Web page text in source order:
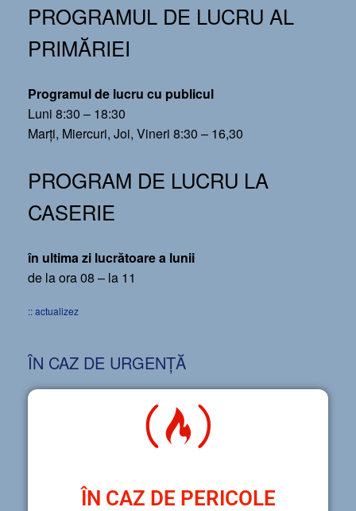
PROGRAMUL DE LUCRU AL
PRIMĂRIEI
Programul de lucru cu publicul
Luni 8:30 – 18:30
Marți, Miercuri, Joi, Vineri 8:30 – 16,30
PROGRAM DE LUCRU LA
CASERIE
în ultima zi lucrătoare a lunii
de la ora 08 – la 11
:: actualizez
ÎN CAZ DE URGENȚĂ
ÎN CAZ DE PERICOLE